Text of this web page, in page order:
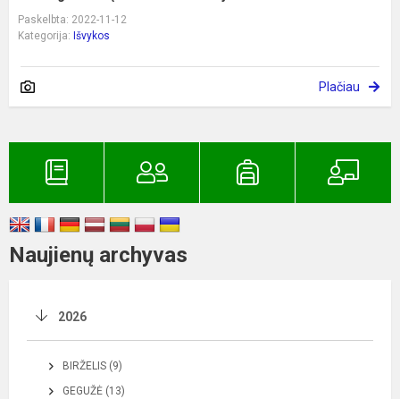
Paskelbta: 2022-11-12
Kategorija: Išvykos
Plačiau
Naujienų archyvas
2026
BIRŽELIS (9)
GEGUŽĖ (13)